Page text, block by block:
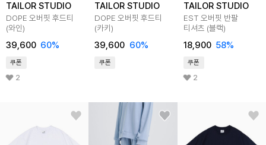
TAILOR STUDIO
DOPE 오버핏 후드티
(와인)
39,600 60%
쿠폰
2
TAILOR STUDIO
DOPE 오버핏 후드티
(카키)
39,600 60%
쿠폰
TAILOR STUDIO
EST 오버핏 반팔
티셔츠 (블랙)
18,900 58%
쿠폰
2